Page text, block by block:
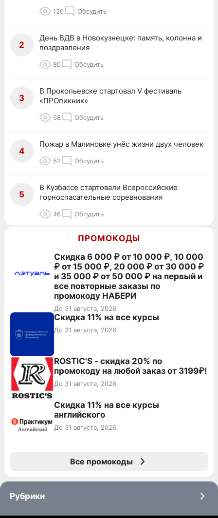
120 Обсудить
2
День ВДВ в Новокузнецке: память, колонна и
поздравления
80 Обсудить
3
В Прокопьевске стартовал V фестиваль
«ПРОпикник»
58 Обсудить
4
Пожар в Малиновке унёс жизни двух человек
52 Обсудить
5
В Кузбассе стартовали Всероссийские
горноспасательные соревнования
46 Обсудить
ПРОМОКОДЫ
Скидка 6 000 ₽ от 10 000 ₽, 10 000
₽ от 15 000 ₽, 20 000 ₽ от 30 000 ₽
и 35 000 ₽ от 50 000 ₽ на первый и
все повторные заказы по
промокоду НАБЕРИ
До 31 августа, 2026
Скидка 11% на все курсы
До 31 августа, 2026
ROSTIC'S - скидка 20% по
промокоду на любой заказ от 3199₽!
До 31 августа, 2026
Скидка 11% на все курсы
английского
До 31 августа, 2026
Все промокоды
Рубрики